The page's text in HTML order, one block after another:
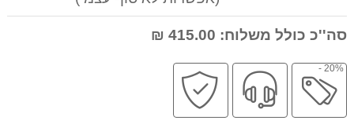
סה''כ כולל משלוח:
20% - מבצע
שירות
מקצועי